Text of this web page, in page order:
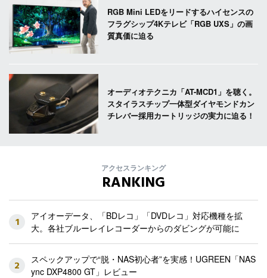
RGB Mini LEDをリードするハイセンスの
フラグシップ4Kテレビ「RGB UXS」の画
質真価に迫る
オーディオテクニカ「AT-MCD1」を聴く。
スタイラスチップ一体型ダイヤモンドカン
チレバー採用カートリッジの実力に迫る！
アクセスランキング
RANKING
1
アイオーデータ、「BDレコ」「DVDレコ」対応機種を拡
大。各社ブルーレイレコーダーからのダビングが可能に
2
スペックアップで“脱・NAS初心者”を実感！UGREEN「NAS
ync DXP4800 GT」レビュー